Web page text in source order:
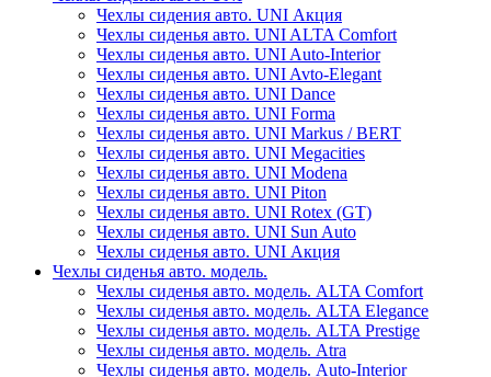
Чехлы сидения авто. UNI Акция
Чехлы сиденья авто. UNI ALTA Comfort
Чехлы сиденья авто. UNI Auto-Interior
Чехлы сиденья авто. UNI Avto-Elegant
Чехлы сиденья авто. UNI Dance
Чехлы сиденья авто. UNI Forma
Чехлы сиденья авто. UNI Markus / BERT
Чехлы сиденья авто. UNI Megacities
Чехлы сиденья авто. UNI Modena
Чехлы сиденья авто. UNI Piton
Чехлы сиденья авто. UNI Rotex (GT)
Чехлы сиденья авто. UNI Sun Auto
Чехлы сиденья авто. UNI Акция
Чехлы сиденья авто. модель.
Чехлы сиденья авто. модель. ALTA Comfort
Чехлы сиденья авто. модель. ALTA Elegance
Чехлы сиденья авто. модель. ALTA Prestige
Чехлы сиденья авто. модель. Atra
Чехлы сиденья авто. модель. Auto-Interior